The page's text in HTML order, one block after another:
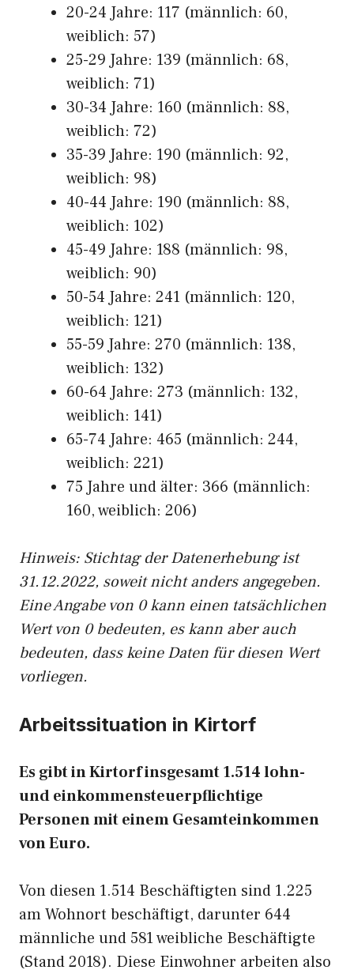
20-24 Jahre: 117 (männlich: 60,
weiblich: 57)
25-29 Jahre: 139 (männlich: 68,
weiblich: 71)
30-34 Jahre: 160 (männlich: 88,
weiblich: 72)
35-39 Jahre: 190 (männlich: 92,
weiblich: 98)
40-44 Jahre: 190 (männlich: 88,
weiblich: 102)
45-49 Jahre: 188 (männlich: 98,
weiblich: 90)
50-54 Jahre: 241 (männlich: 120,
weiblich: 121)
55-59 Jahre: 270 (männlich: 138,
weiblich: 132)
60-64 Jahre: 273 (männlich: 132,
weiblich: 141)
65-74 Jahre: 465 (männlich: 244,
weiblich: 221)
75 Jahre und älter: 366 (männlich:
160, weiblich: 206)
Hinweis: Stichtag der Datenerhebung ist
31.12.2022, soweit nicht anders angegeben.
Eine Angabe von 0 kann einen tatsächlichen
Wert von 0 bedeuten, es kann aber auch
bedeuten, dass keine Daten für diesen Wert
vorliegen.
Arbeitssituation in Kirtorf
Es gibt in Kirtorf insgesamt 1.514 lohn-
und einkommensteuerpflichtige
Personen mit einem Gesamteinkommen
von Euro.
Von diesen 1.514 Beschäftigten sind 1.225
am Wohnort beschäftigt, darunter 644
männliche und 581 weibliche Beschäftigte
(Stand 2018). Diese Einwohner arbeiten also